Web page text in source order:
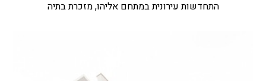
התחדשות עירונית במתחם אליהו, מזכרת בתיה